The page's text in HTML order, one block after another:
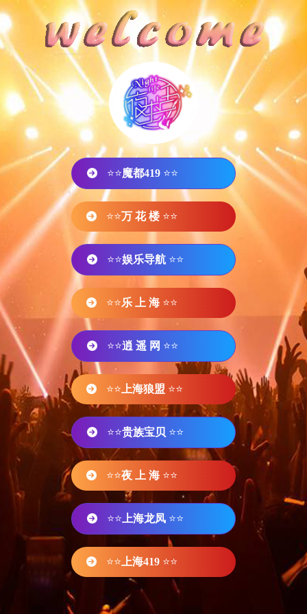
⭐⭐魔都419 ⭐⭐
⭐⭐万 花 楼 ⭐⭐
⭐⭐娱乐导航 ⭐⭐
⭐⭐乐 上 海 ⭐⭐
⭐⭐逍 遥 网 ⭐⭐
⭐⭐ 上海狼盟 ⭐⭐
⭐⭐贵族宝贝 ⭐⭐
⭐⭐夜 上 海 ⭐⭐
⭐⭐ 上海龙凤 ⭐⭐
⭐⭐ 上海419 ⭐⭐